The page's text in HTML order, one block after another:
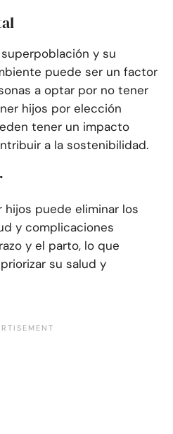
y su
puede ser un factor
a optar por no tener
hijos por elección
tener un impacto
a la sostenibilidad.
puede eliminar los
y complicaciones
y el parto, lo que
su salud y